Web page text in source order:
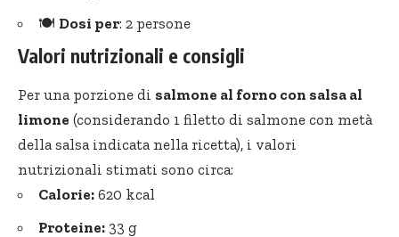
🍽️ Dosi per: 2 persone
Valori nutrizionali e consigli
Per una porzione di salmone al forno con salsa al
limone (considerando 1 filetto di salmone con metà
della salsa indicata nella ricetta), i valori
nutrizionali stimati sono circa:
Calorie: 620 kcal
Proteine: 33 g